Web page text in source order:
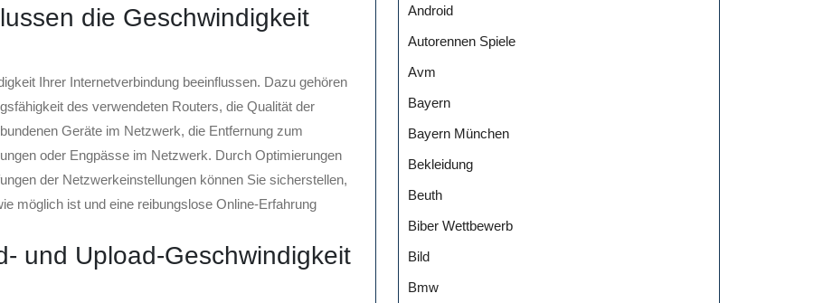
die Geschwindigkeit
Ihrer Internetverbindung beeinflussen. Dazu gehören
des verwendeten Routers, die Qualität der
Geräte im Netzwerk, die Entfernung zum
oder Engpässe im Netzwerk. Durch Optimierungen
der Netzwerkeinstellungen können Sie sicherstellen,
möglich ist und eine reibungslose Online-Erfahrung
und Upload-Geschwindigkeit
Android
Autorennen Spiele
Avm
Bayern
Bayern München
Bekleidung
Beuth
Biber Wettbewerb
Bild
Bmw